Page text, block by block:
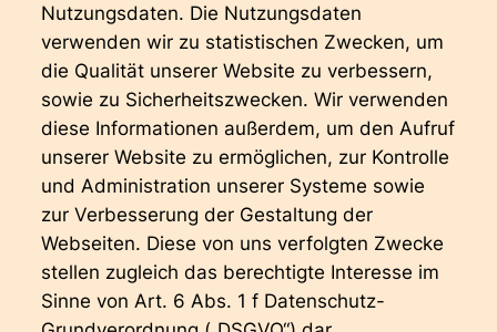
Nutzungsdaten. Die Nutzungsdaten
verwenden wir zu statistischen Zwecken, um
die Qualität unserer Website zu verbessern,
sowie zu Sicherheitszwecken. Wir verwenden
diese Informationen außerdem, um den Aufruf
unserer Website zu ermöglichen, zur Kontrolle
und Administration unserer Systeme sowie
zur Verbesserung der Gestaltung der
Webseiten. Diese von uns verfolgten Zwecke
stellen zugleich das berechtigte Interesse im
Sinne von Art. 6 Abs. 1 f Datenschutz-